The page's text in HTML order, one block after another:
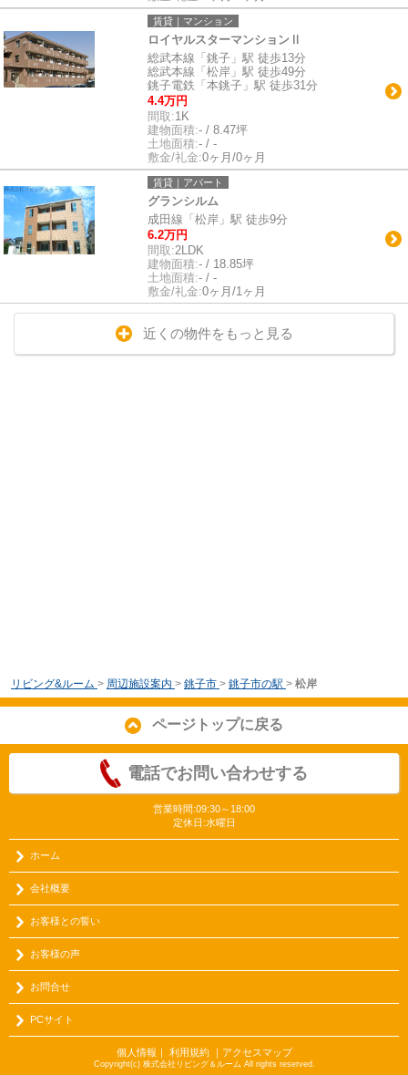
賃貸｜マンション
ロイヤルスターマンションⅡ
総武本線「銚子」駅 徒歩13分
総武本線「松岸」駅 徒歩49分
銚子電鉄「本銚子」駅 徒歩31分
4.4万円
間取:1K
建物面積:- / 8.47坪
土地面積:- / -
敷金/礼金:0ヶ月/0ヶ月
賃貸｜アパート
グランシルム
成田線「松岸」駅 徒歩9分
6.2万円
間取:2LDK
建物面積:- / 18.85坪
土地面積:- / -
敷金/礼金:0ヶ月/1ヶ月
近くの物件をもっと見る
リビング&ルーム > 周辺施設案内 > 銚子市 > 銚子市の駅 > 松岸
ページトップに戻る
電話でお問い合わせする
営業時間:09:30～18:00
定休日:水曜日
ホーム
会社概要
お客様との誓い
お客様の声
お問合せ
PCサイト
個人情報 利用規約｜ アクセスマップ
Copyright(c) 株式会社リビング＆ルーム All rights reserved.